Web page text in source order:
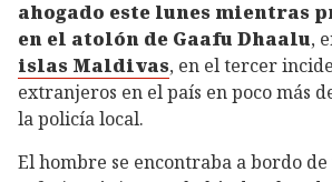
ahogado este lunes mientras
en el atolón de Gaafu Dhaalu,
islas Maldivas, en el tercer
extranjeros en el país en poco más
la policía local.
El hombre se encontraba a bordo